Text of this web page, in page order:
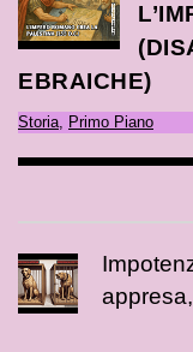
EBRAICHE)
Storia, Primo Piano